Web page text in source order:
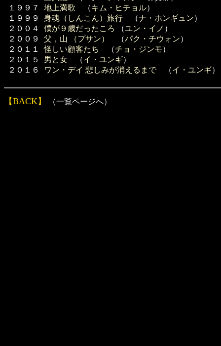
１９９７
１９９９
２００４
２００９
２０１１
２０１５
２０１６
地上満歌 （キム・ヒチョル）
身魂（しんこん）旅行 （ナ・ホンギュン）
僕が９歳だったころ
（ユン・イノ ）
父，山 （プサン）
（パク・チウォン）
怪しい顧客たち
（チョ・ジンモ）
男と女 （イ・ユンギ）
ワン・デイ 悲しみが消えるまで（イ・ユンギ）
【BACK】 （一覧ページへ）